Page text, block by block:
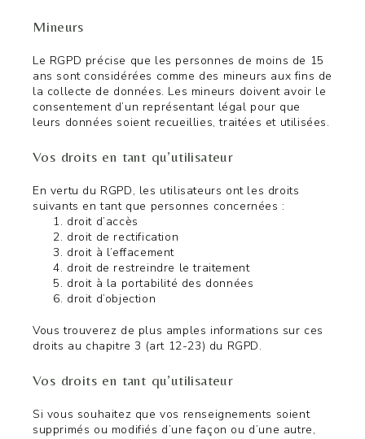
Mineurs
Le RGPD précise que les personnes de moins de 15
ans sont considérées comme des mineurs aux fins de
la collecte de données. Les mineurs doivent avoir le
consentement d’un représentant légal pour que
leurs données soient recueillies, traitées et utilisées.
Vos droits en tant qu’utilisateur
En vertu du RGPD, les utilisateurs ont les droits
suivants en tant que personnes concernées :
droit d’accès
droit de rectification
droit à l’effacement
droit de restreindre le traitement
droit à la portabilité des données
droit d’objection
Vous trouverez de plus amples informations sur ces
droits au chapitre 3 (art 12-23) du RGPD.
Vos droits en tant qu’utilisateur
Si vous souhaitez que vos renseignements soient
supprimés ou modifiés d’une façon ou d’une autre,